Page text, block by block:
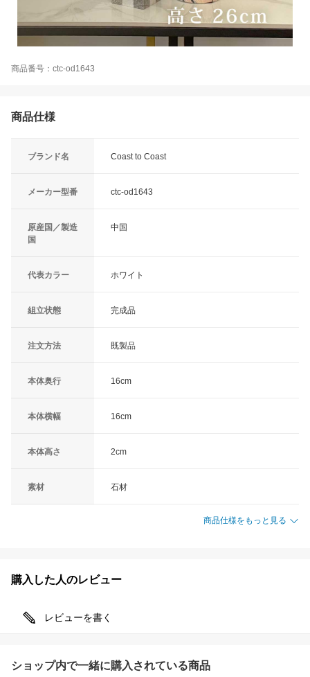
商品番号：ctc-od1643
商品仕様
ブランド名 Coast to Coast
メーカー型番 ctc-od1643
原産国／製造
国
中国
代表カラー ホワイト
組立状態 完成品
注文方法 既製品
本体奥行 16cm
本体横幅 16cm
本体高さ 2cm
素材 石材
商品仕様をもっと見る
購入した人のレビュー
レビューを書く
ショップ内で一緒に購入されている商品